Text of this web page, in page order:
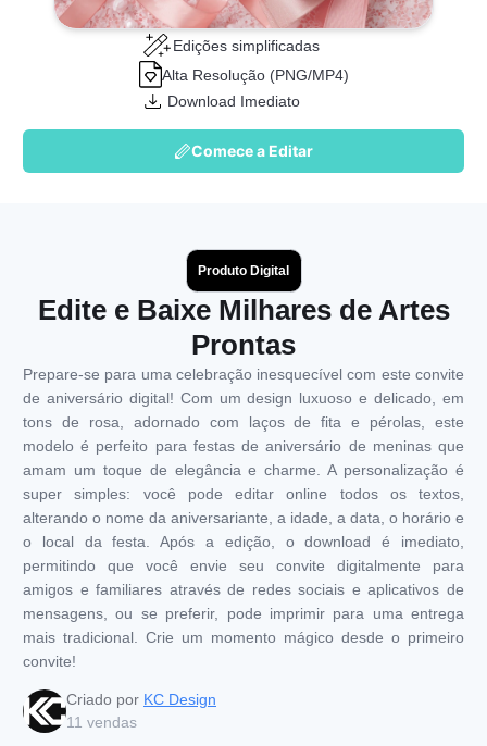
Edições simplificadas
Alta Resolução (PNG/MP4)
Download Imediato
Comece a Editar
Produto Digital
Edite e Baixe Milhares de Artes
Prontas
Prepare-se para uma celebração inesquecível com este convite
de aniversário digital! Com um design luxuoso e delicado, em
tons de rosa, adornado com laços de fita e pérolas, este
modelo é perfeito para festas de aniversário de meninas que
amam um toque de elegância e charme. A personalização é
super simples: você pode editar online todos os textos,
alterando o nome da aniversariante, a idade, a data, o horário e
o local da festa. Após a edição, o download é imediato,
permitindo que você envie seu convite digitalmente para
amigos e familiares através de redes sociais e aplicativos de
mensagens, ou se preferir, pode imprimir para uma entrega
mais tradicional. Crie um momento mágico desde o primeiro
convite!
Criado por KC Design
11 vendas